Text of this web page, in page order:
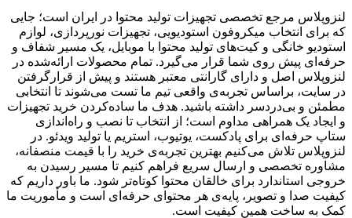
لنزوپلاس مرجع تخصصی تجهیزات تولید محتوا در ایران است؛ جایی
که برای انتخاب میکروفون استودیویی، تجهیزات نورپردازی، لوازم
استودیو خانگی و کیت‌های تولید محتوا با موبایل، یک مسیر شفاف و
حرفه‌ای پیش روی شما قرار می‌گیرد. تمام محصولات ارائه‌شده در
لنزوپلاس اصل و دارای گارانتی معتبر هستند و پیش از قرارگرفتن
در سایت، براساس تجربه‌ی واقعی تیم ما تست می‌شوند تا انتخابی
مطمئن و بی‌دردسر داشته باشید. هدف ما ساده‌کردن خرید تجهیزات
و ایجاد یک همراهی مداوم است؛ از انتخاب تا نصب و راه‌اندازی
ستاپ حرفه‌ای برای پادکست، یوتیوب، استریم یا تولید ویدئو. در
لنزوپلاس تلاش می‌کنیم بهترین تجربه‌ی خرید را با قیمت منصفانه،
مشاوره تخصصی و ارسال سریع فراهم کنیم تا مسیر رسیدن به
خروجی استاندارد برای خالقان محتوا کوتاه‌تر شود. ما باور داریم که
کیفیت صدا و تصویر، پایه‌ی هر محتوای حرفه‌ای است و مأموریت ما
کمک به ساخت همین کیفیت است.